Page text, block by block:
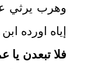
وهرب يرثي
إياه اورده
فلا تبعدن يا